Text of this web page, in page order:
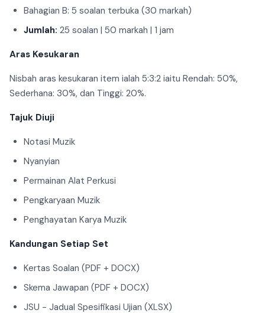
Bahagian B: 5 soalan terbuka (30 markah)
Jumlah: 25 soalan | 50 markah | 1 jam
Aras Kesukaran
Nisbah aras kesukaran item ialah 5:3:2 iaitu Rendah: 50%,
Sederhana: 30%, dan Tinggi: 20%.
Tajuk Diuji
Notasi Muzik
Nyanyian
Permainan Alat Perkusi
Pengkaryaan Muzik
Penghayatan Karya Muzik
Kandungan Setiap Set
Kertas Soalan (PDF + DOCX)
Skema Jawapan (PDF + DOCX)
JSU - Jadual Spesifikasi Ujian (XLSX)